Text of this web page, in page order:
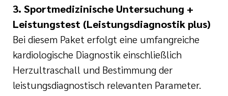
3. Sportmedizinische Untersuchung +
Leistungstest (Leistungsdiagnostik plus)
Bei diesem Paket erfolgt eine umfangreiche
kardiologische Diagnostik einschließlich
Herzultraschall und Bestimmung der
leistungsdiagnostisch relevanten Parameter.